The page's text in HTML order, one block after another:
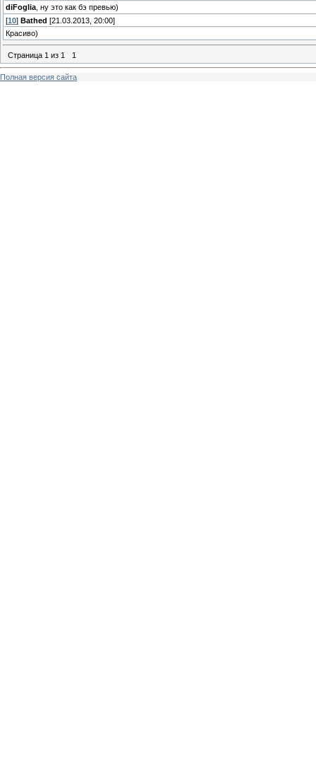
diFoglia , ну это как бэ превью)
[10] Bathed [21.03.2013, 20:00]
Красиво)
Страница 1 из 1 1
Полная версия сайта